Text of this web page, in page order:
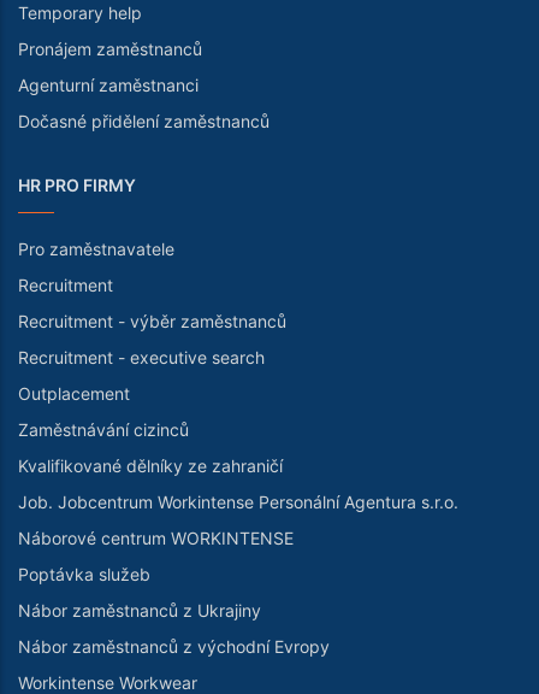
Temporary help
Pronájem zaměstnanců
Agenturní zaměstnanci
Dočasné přidělení zaměstnanců
HR PRO FIRMY
Pro zaměstnavatele
Recruitment
Recruitment - výběr zaměstnanců
Recruitment - executive search
Outplacement
Zaměstnávání cizinců
Kvalifikované dělníky ze zahraničí
Job. Jobcentrum Workintense Personální Agentura s.r.o.
Náborové centrum WORKINTENSE
Poptávka služeb
Nábor zaměstnanců z Ukrajiny
Nábor zaměstnanců z východní Evropy
Workintense Workwear